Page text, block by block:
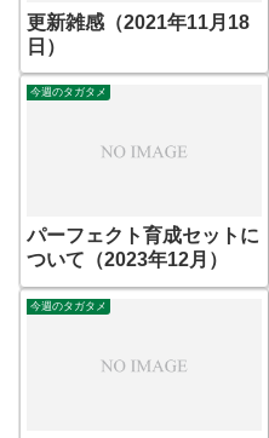
更新雑感（2021年11月18
日）
今週のタガタメ
パーフェクト育成セットに
ついて（2023年12月）
今週のタガタメ